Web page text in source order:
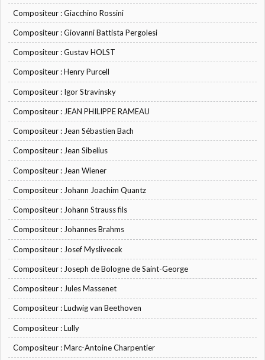
Compositeur : Giacchino Rossini
Compositeur : Giovanni Battista Pergolesi
Compositeur : Gustav HOLST
Compositeur : Henry Purcell
Compositeur : Igor Stravinsky
Compositeur : JEAN PHILIPPE RAMEAU
Compositeur : Jean Sébastien Bach
Compositeur : Jean Sibelius
Compositeur : Jean Wiener
Compositeur : Johann Joachim Quantz
Compositeur : Johann Strauss fils
Compositeur : Johannes Brahms
Compositeur : Josef Myslivecek
Compositeur : Joseph de Bologne de Saint-George
Compositeur : Jules Massenet
Compositeur : Ludwig van Beethoven
Compositeur : Lully
Compositeur : Marc-Antoine Charpentier